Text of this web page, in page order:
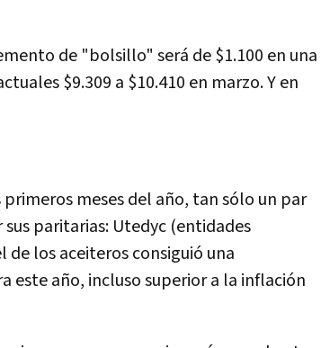
de "bolsillo" será de $1.100 en una
$9.309 a $10.410 en marzo. Y en
meses del año, tan sólo un par
paritarias: Utedyc (entidades
de los aceiteros consiguió una
este año, incluso superior a la inflación